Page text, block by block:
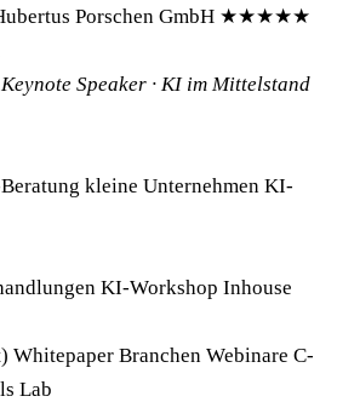
Porschen GmbH ★★★★★
Keynote Speaker · KI im Mittelstand
kleine Unternehmen KI-
KI-Workshop Inhouse
Whitepaper Branchen Webinare C-
Lab